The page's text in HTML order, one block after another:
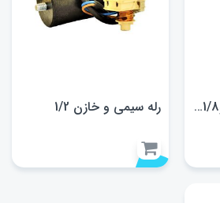
رله سیمی و اورلود 1/6و1/8 دانفوس رله سیمی و خازن 1/2